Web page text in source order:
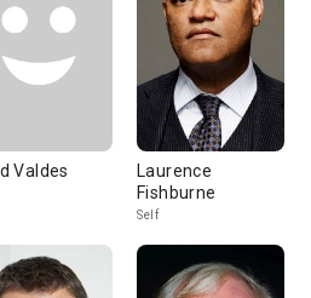
Valdes
Laurence
Fishburne
Self